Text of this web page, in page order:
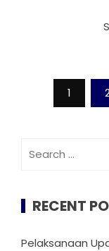
Posts
1
for:
RECENT
Pelaksanaan